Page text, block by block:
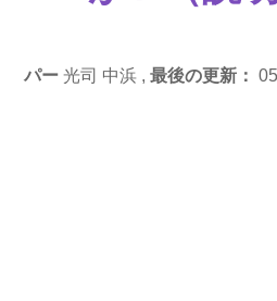
パー 光司 中浜 ,最後の更新：